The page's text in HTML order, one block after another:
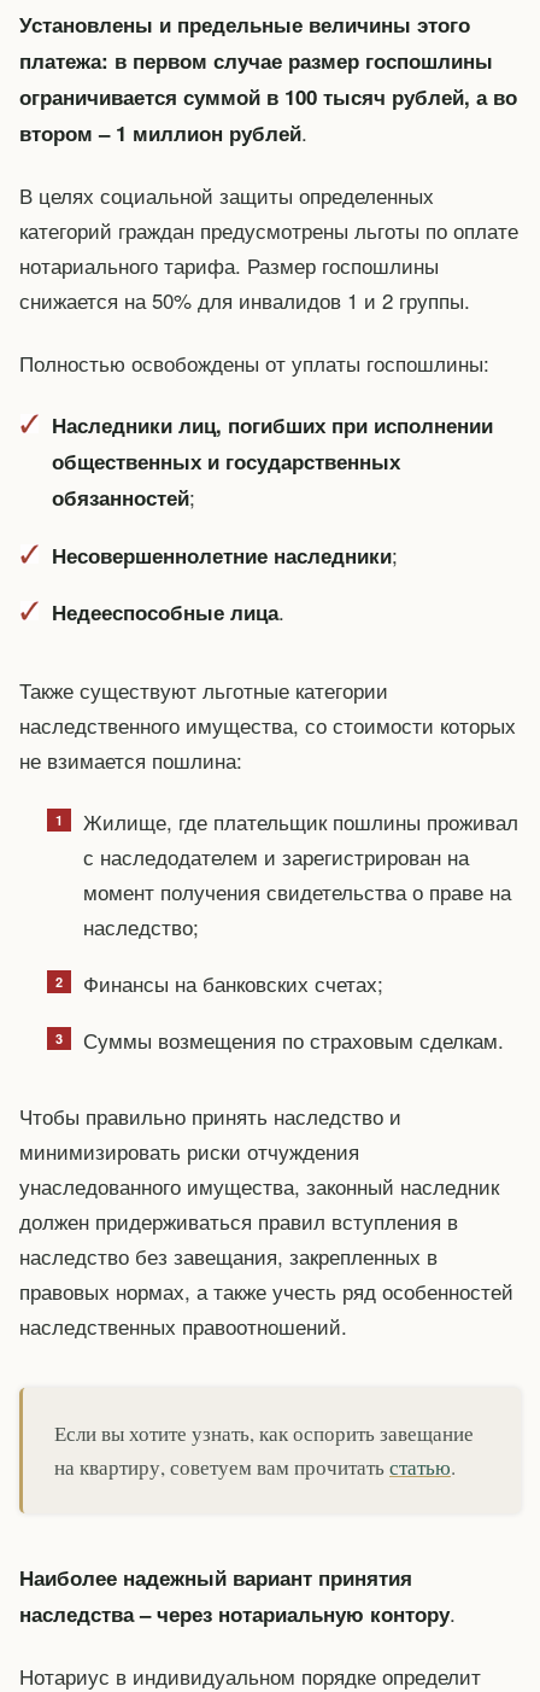
Установлены и предельные величины этого
платежа: в первом случае размер госпошлины
ограничивается суммой в 100 тысяч рублей, а во
втором – 1 миллион рублей.
В целях социальной защиты определенных
категорий граждан предусмотрены льготы по оплате
нотариального тарифа. Размер госпошлины
снижается на 50% для инвалидов 1 и 2 группы.
Полностью освобождены от уплаты госпошлины:
Наследники лиц, погибших при исполнении
общественных и государственных
обязанностей;
Несовершеннолетние наследники;
Недееспособные лица.
Также существуют льготные категории
наследственного имущества, со стоимости которых
не взимается пошлина:
Жилище, где плательщик пошлины проживал
с наследодателем и зарегистрирован на
момент получения свидетельства о праве на
наследство;
Финансы на банковских счетах;
Суммы возмещения по страховым сделкам.
Чтобы правильно принять наследство и
минимизировать риски отчуждения
унаследованного имущества, законный наследник
должен придерживаться правил вступления в
наследство без завещания, закрепленных в
правовых нормах, а также учесть ряд особенностей
наследственных правоотношений.
Если вы хотите узнать, как оспорить завещание
на квартиру, советуем вам прочитатьстатью.
Наиболее надежный вариант принятия
наследства – через нотариальную контору.
Нотариус в индивидуальном порядке определит